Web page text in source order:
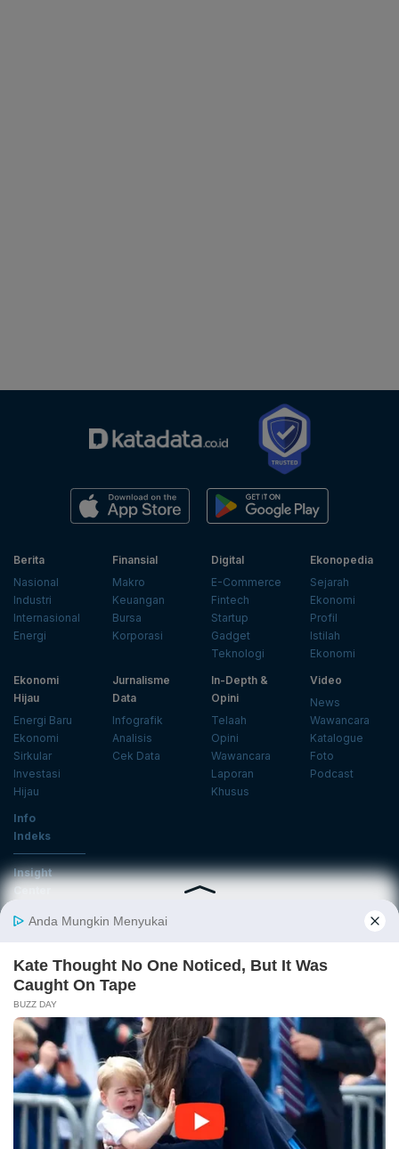
Berita
Nasional
Industri
Internasional
Energi
Finansial
Makro
Keuangan
Bursa
Korporasi
Digital
E-Commerce
Fintech
Startup
Gadget
Teknologi
Ekonopedia
Sejarah
Ekonomi
Profil
Istilah
Ekonomi
Ekonomi
Hijau
Energi Baru
Ekonomi
Sirkular
Investasi
Hijau
Jurnalisme
Data
Infografik
Analisis
Cek Data
In-Depth &
Opini
Telaah
Opini
Wawancara
Laporan
Khusus
Video
News
Wawancara
Katalogue
Foto
Podcast
Info
Indeks
Insight
Center
Event
Langganan Newsletter
Email
Daftar
Ikuti Kami
Tentang Katadata Advertising Karier Pedoman Media Siber